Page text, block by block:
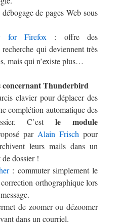
de pages Web sous
for Firefox : offre des
qui deviennent très
mais qui n’existe plus…
concernant Thunderbird
clavier pour déplacer des
complétion automatique des
C’estle module
par Alain Frisch pour
leurs mails dans un
dossier !
: commuter simplement le
orthographique lors
de zoomer ou dézoomer
dans un courriel.